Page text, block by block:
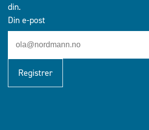
din.
Din e-post
Registrer